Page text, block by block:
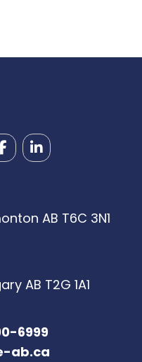
AB T6C 3N1
AB T2G 1A1
6999
ab.ca